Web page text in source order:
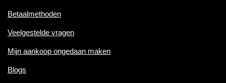
Betaalmethoden
Veelgestelde vragen
Mijn aankoop ongedaan maken
Blogs